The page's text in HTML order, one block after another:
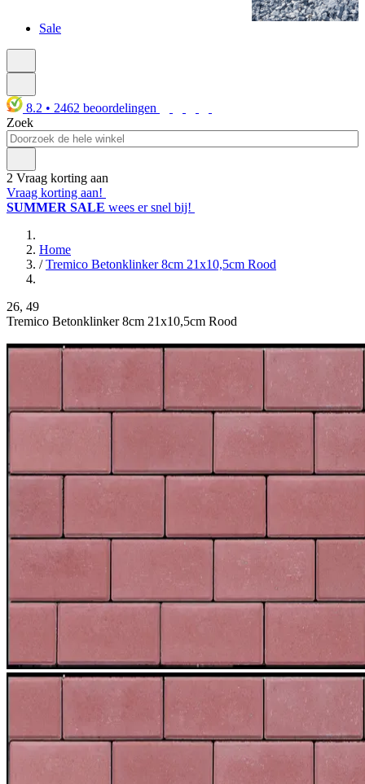
Sale
8.2 • 2462 beoordelingen
Zoek
2 Vraag korting aan
Vraag korting aan!
SUMMER SALE wees er snel bij!
Home
/ Tremico Betonklinker 8cm 21x10,5cm Rood
26, 49
Tremico Betonklinker 8cm 21x10,5cm Rood